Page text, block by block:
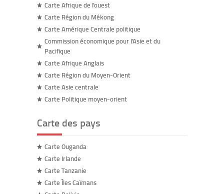
Carte Afrique de l'ouest
Carte Région du Mékong
Carte Amérique Centrale politique
Commission économique pour l'Asie et du
Pacifique
Carte Afrique Anglais
Carte Région du Moyen-Orient
Carte Asie centrale
Carte Politique moyen-orient
Carte des pays
Carte Ouganda
Carte Irlande
Carte Tanzanie
Carte Îles Caïmans